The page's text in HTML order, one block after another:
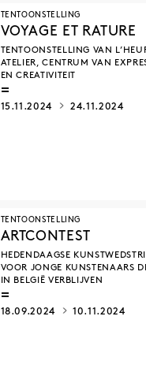
TENTOONSTELLING
VOYAGE ET RATURE
TENTOONSTELLING VAN
ATELIER, CENTRUM VAN
EN CREATIVITEIT
15.11.2024 24.11.2024
TENTOONSTELLING
ARTCONTEST
HEDENDAAGSE
VOOR JONGE KUNSTENAARS
IN BELGIË VERBLIJVEN
18.09.2024 10.11.2024